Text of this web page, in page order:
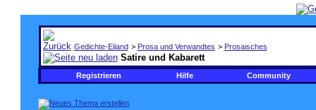
Gedichte-Eiland > Prosa und Verwandtes > Prosaisches
Satire und Kabarett
Registrieren Hilfe Community